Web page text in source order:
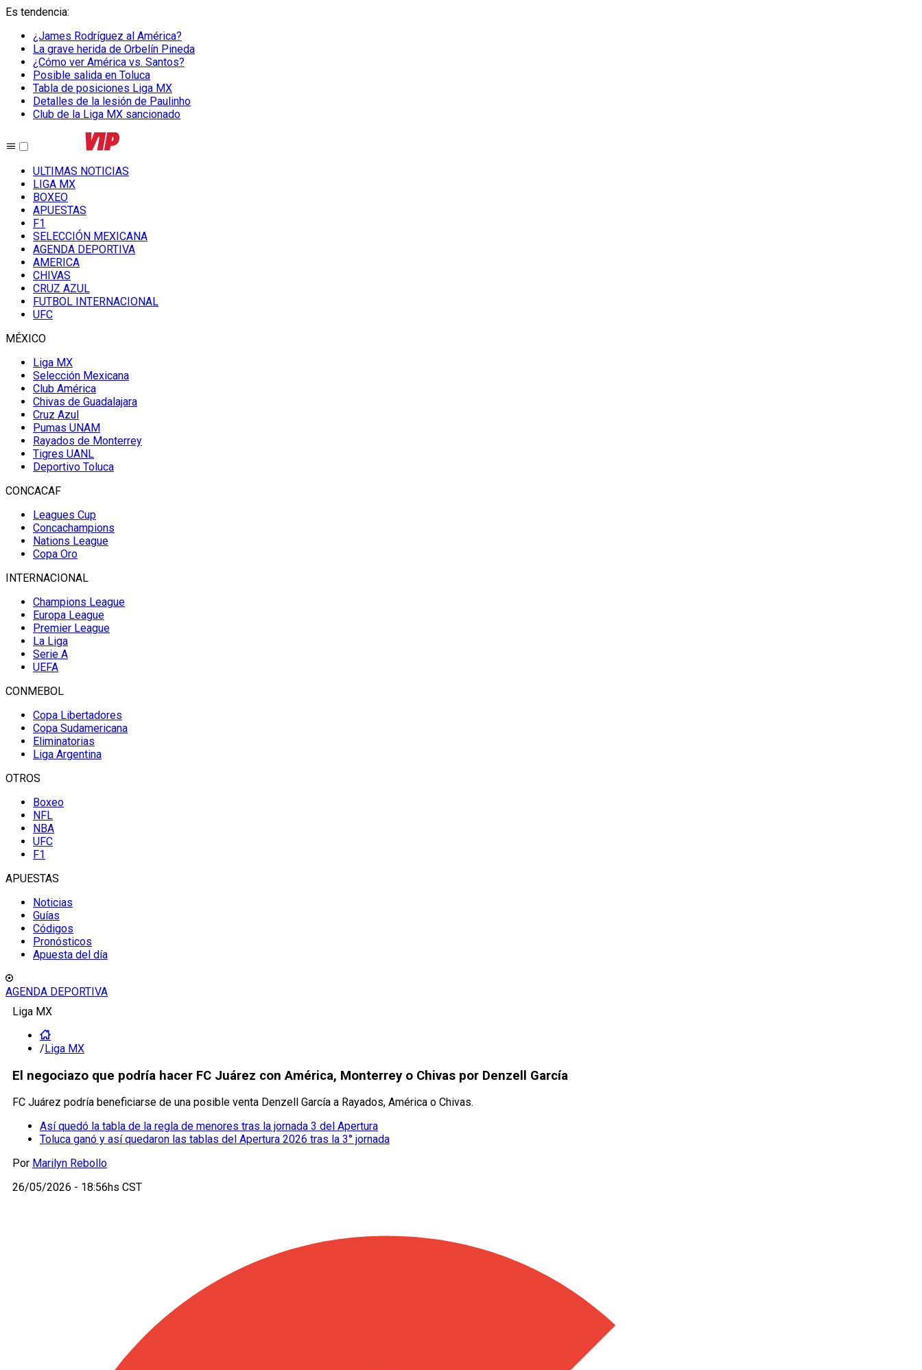
Es tendencia:
¿James Rodríguez al América?
La grave herida de Orbelín Pineda
¿Cómo ver América vs. Santos?
Posible salida en Toluca
Tabla de posiciones Liga MX
Detalles de la lesión de Paulinho
Club de la Liga MX sancionado
ULTIMAS NOTICIAS
LIGA MX
BOXEO
APUESTAS
F1
SELECCIÓN MEXICANA
AGENDA DEPORTIVA
AMERICA
CHIVAS
CRUZ AZUL
FUTBOL INTERNACIONAL
UFC
MÉXICO
Liga MX
Selección Mexicana
Club América
Chivas de Guadalajara
Cruz Azul
Pumas UNAM
Rayados de Monterrey
Tigres UANL
Deportivo Toluca
CONCACAF
Leagues Cup
Concachampions
Nations League
Copa Oro
INTERNACIONAL
Champions League
Europa League
Premier League
La Liga
Serie A
UEFA
CONMEBOL
Copa Libertadores
Copa Sudamericana
Eliminatorias
Liga Argentina
OTROS
Boxeo
NFL
NBA
UFC
F1
APUESTAS
Noticias
Guías
Códigos
Pronósticos
Apuesta del día
AGENDA DEPORTIVA
Liga MX
/Liga MX
El negociazo que podría hacer FC Juárez con América, Monterrey o Chivas por Denzell García
FC Juárez podría beneficiarse de una posible venta Denzell García a Rayados, América o Chivas.
Así quedó la tabla de la regla de menores tras la jornada 3 del Apertura
Toluca ganó y así quedaron las tablas del Apertura 2026 tras la 3° jornada
Por Marilyn Rebollo
26/05/2026 - 18:56hs CST